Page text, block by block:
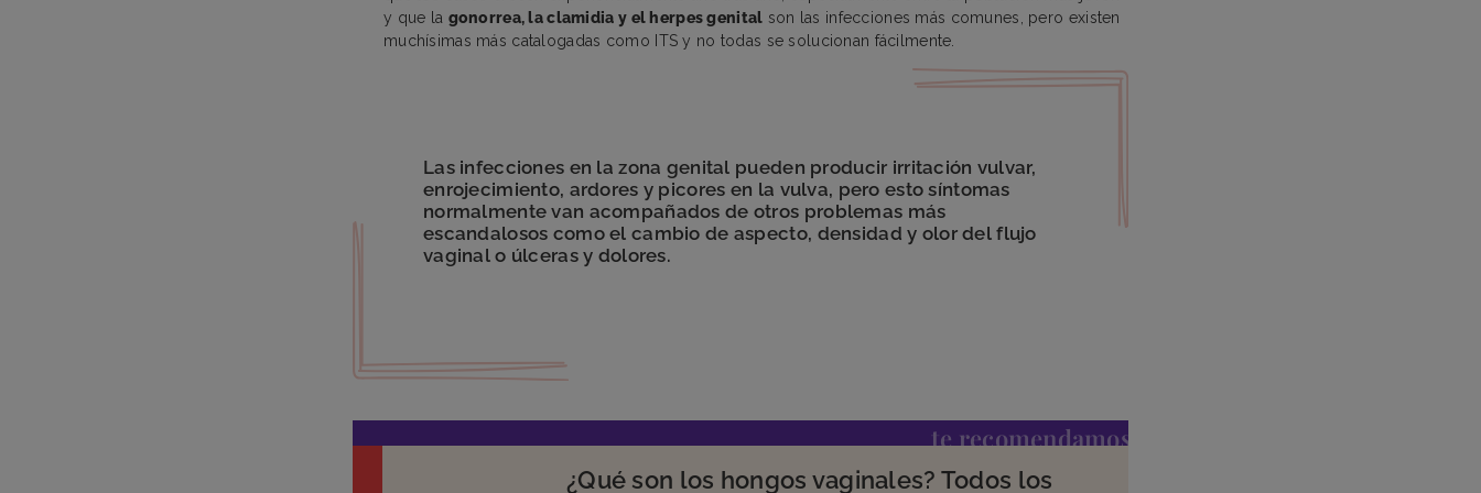
y que la gonorrea, la clamidia y el herpes genital son las infecciones más comunes, pero existen
muchísimas más catalogadas como ITS y no todas se solucionan fácilmente.
Las infecciones en la zona genital pueden producir irritación vulvar,
enrojecimiento, ardores y picores en la vulva, pero esto síntomas
normalmente van acompañados de otros problemas más
escandalosos como el cambio de aspecto, densidad y olor del flujo
vaginal o úlceras y dolores.
te recomendamos
¿Qué son los hongos vaginales? Todos los